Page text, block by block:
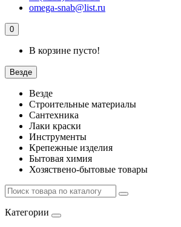
omega-snab@list.ru
0
В корзине пусто!
Везде
Везде
Строительные материалы
Сантехника
Лаки краски
Инструменты
Крепежные изделия
Бытовая химия
Хозяствено-бытовые товары
Категории